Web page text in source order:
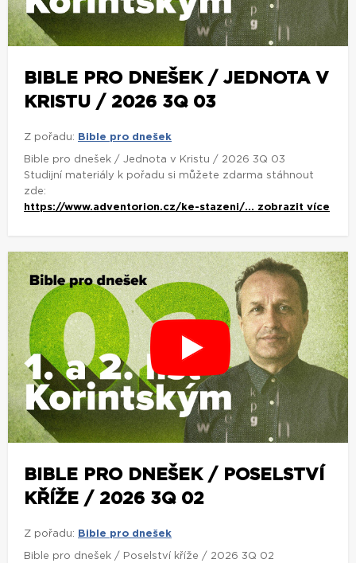
BIBLE PRO DNEŠEK / JEDNOTA V
KRISTU / 2026 3Q 03
Z pořadu: Bible pro dnešek
Bible pro dnešek / Jednota v Kristu / 2026 3Q 03
Studijní materiály k pořadu si můžete zdarma stáhnout
zde:
https://www.adventorion.cz/ke-stazeni/... zobrazit více
BIBLE PRO DNEŠEK / POSELSTVÍ
KŘÍŽE / 2026 3Q 02
Z pořadu: Bible pro dnešek
Bible pro dnešek / Poselství kříže / 2026 3Q 02